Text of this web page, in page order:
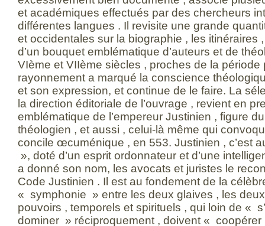
et académiques effectués par des chercheurs
différentes langues . Il revisite une grande
et occidentales sur la biographie , les
d’un bouquet emblématique d’auteurs et de
VIème et VIIème siècles , proches de la période
rayonnement a marqué la conscience
et son expression, et continue de le faire. La
la direction éditoriale de l’ouvrage , revient en
emblématique de l’empereur Justinien , figure
théologien , et aussi , celui-là même qui
concile œcuménique , en 553. Justinien , c’est
», doté d’un esprit ordonnateur et d’une
a donné son nom, les avocats et juristes le
Code Justinien . Il est au fondement de la
« symphonie » entre les deux glaives , les
pouvoirs , temporels et spirituels , qui loin de «
dominer » réciproquement , doivent «